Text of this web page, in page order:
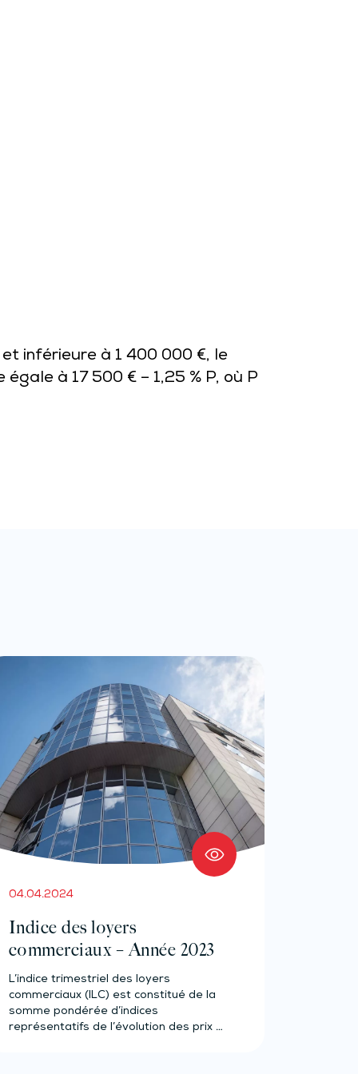
inférieure à 1 400 000 €, le
à 17 500 € – 1,25 % P, où P
04.04.2024
Indice des loyers
commerciaux – Année 2023
L’indice trimestriel des loyers
commerciaux (ILC) est constitué de la
somme pondérée d’indices
représentatifs de l’évolution des prix à